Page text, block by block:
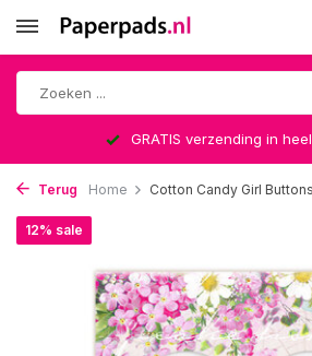
GRATIS verzending in
Terug Home Cotton Candy Girl
12% sale